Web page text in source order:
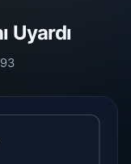
Uyardı
93